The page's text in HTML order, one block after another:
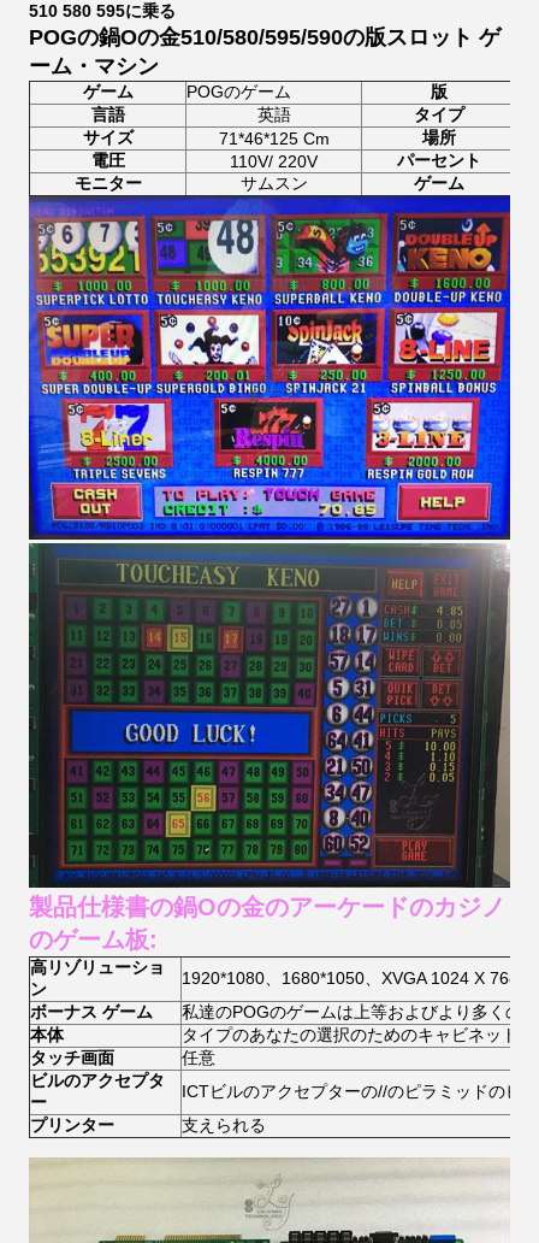
510 580 595に乗る
POGの鍋Oの金510/580/595/590の版スロット ゲ
ーム・マシン
ゲーム POGのゲーム
版
言語
英語
タイプ
サイズ
71*46*125 Cm
場所
電圧
110V/ 220V
パーセント
モニター
サムスン ゲーム
製品仕様書の鍋Oの金のアーケードのカジノ
のゲーム板:
高リゾリューショ
ン
1920*1080、1680*1050、XVGA 1024 X 768。
ボーナス ゲーム
私達のPOGのゲームは上等およびより多くの
本体
タイプのあなたの選択のためのキャビネット:
タッチ画面
任意
ビルのアクセプタ
ー
ICTビルのアクセプターの//のピラミッドのビ
プリンター
支えられる